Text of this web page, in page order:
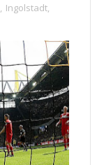
, Ingolstadt,